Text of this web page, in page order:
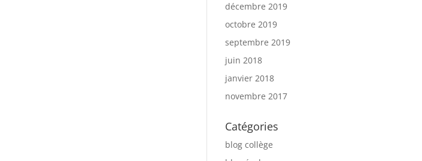
décembre 2019
octobre 2019
septembre 2019
juin 2018
janvier 2018
novembre 2017
Catégories
blog collège